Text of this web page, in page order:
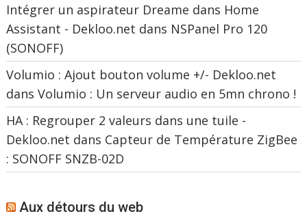
Intégrer un aspirateur Dreame dans Home
Assistant - Dekloo.net dans NSPanel Pro 120
(SONOFF)
Volumio : Ajout bouton volume +/- Dekloo.net
dansVolumio : Un serveur audio en 5mn chrono !
HA : Regrouper 2 valeurs dans une tuile -
Dekloo.net dans Capteur de Température ZigBee
: SONOFF SNZB-02D
Aux détours du web